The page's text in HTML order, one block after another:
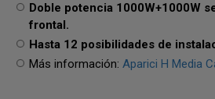
Doble potencia 1000W+1000W
frontal.
Hasta 12 posibilidades de
Más información: Aparici H Media